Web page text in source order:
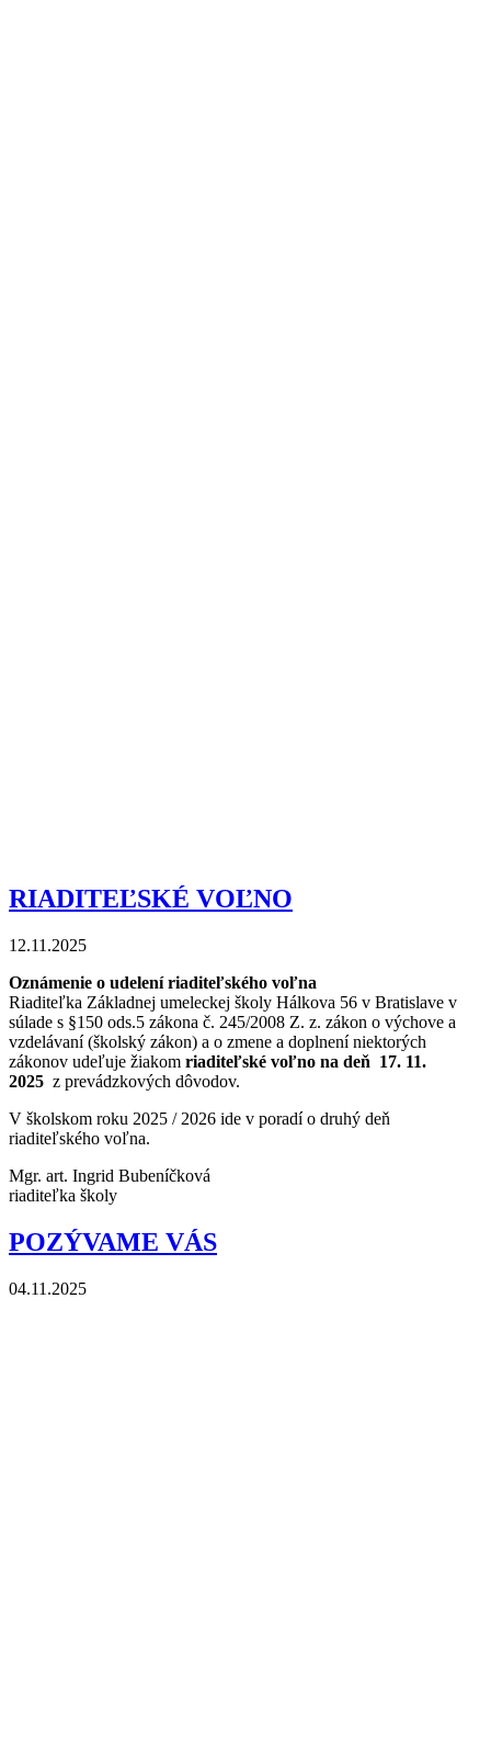
RIADITEĽSKÉ VOĽNO
12.11.2025
Oznámenie o udelení riaditeľského voľna
Riaditeľka Základnej umeleckej školy Hálkova 56 v Bratislave v
súlade s §150 ods.5 zákona č. 245/2008 Z. z. zákon o výchove a
vzdelávaní (školský zákon) a o zmene a doplnení niektorých
zákonov udeľuje žiakom riaditeľské voľno na deň 17. 11.
2025 z prevádzkových dôvodov.
V školskom roku 2025 / 2026 ide v poradí o druhý deň
riaditeľského voľna.
Mgr. art. Ingrid Bubeníčková
riaditeľka školy
POZÝVAME VÁS
04.11.2025